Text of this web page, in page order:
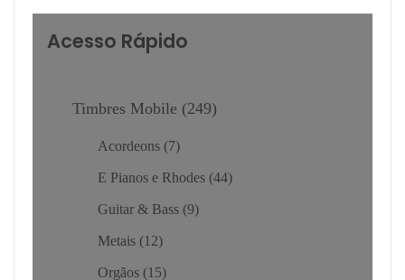
Acesso Rápido
Timbres Mobile 249
Acordeons 7
E Pianos e Rhodes 44
Guitar & Bass 9
Metais 12
Orgãos 15